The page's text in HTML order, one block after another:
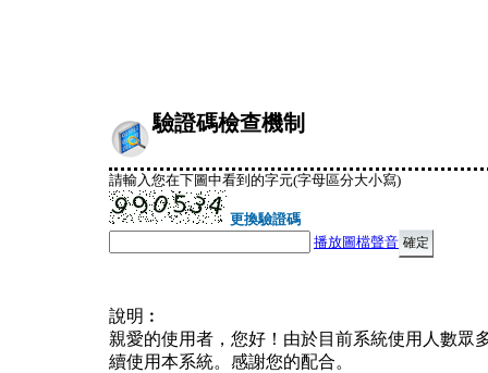
驗證碼檢查機制
請輸入您在下圖中看到的字元(字母區分大小寫)
更換驗證碼
播放圖檔聲音
說明︰
親愛的使用者，您好！由於目前系統使用人數眾
續使用本系統。感謝您的配合。